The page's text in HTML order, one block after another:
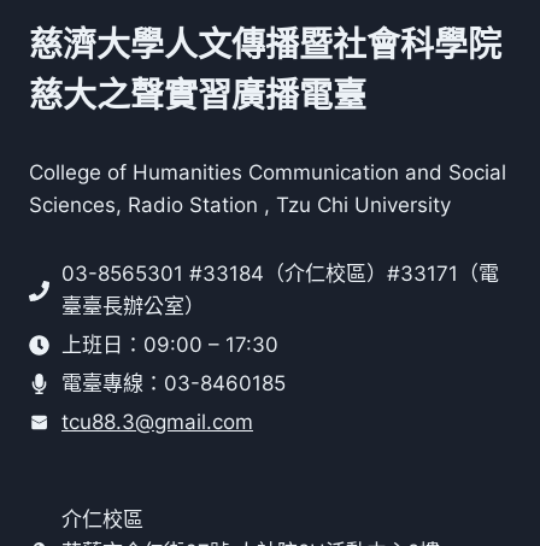
慈濟大學人文傳播暨社會科學院
慈大之聲實習廣播電臺
College of Humanities Communication and Social
Sciences, Radio Station , Tzu Chi University
03-8565301 #33184（介仁校區）#33171（電
臺臺長辦公室）
上班日：09:00 – 17:30
電臺專線：03-8460185
tcu88.3@gmail.com
介仁校區